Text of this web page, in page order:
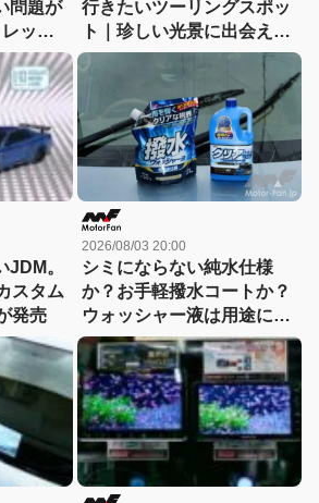
問題が
ッツ
が夏も
CAR
行きたいツーリングスポッ
ト｜珍しい光景に出会える
「チャツボミゴケ公園」
。
スタム
発売
2026/08/03 20:00
シミにならない純水仕様
か？お手軽撥水コートか？
ウォッシャー液は用途に合
わせて選ぶ時代